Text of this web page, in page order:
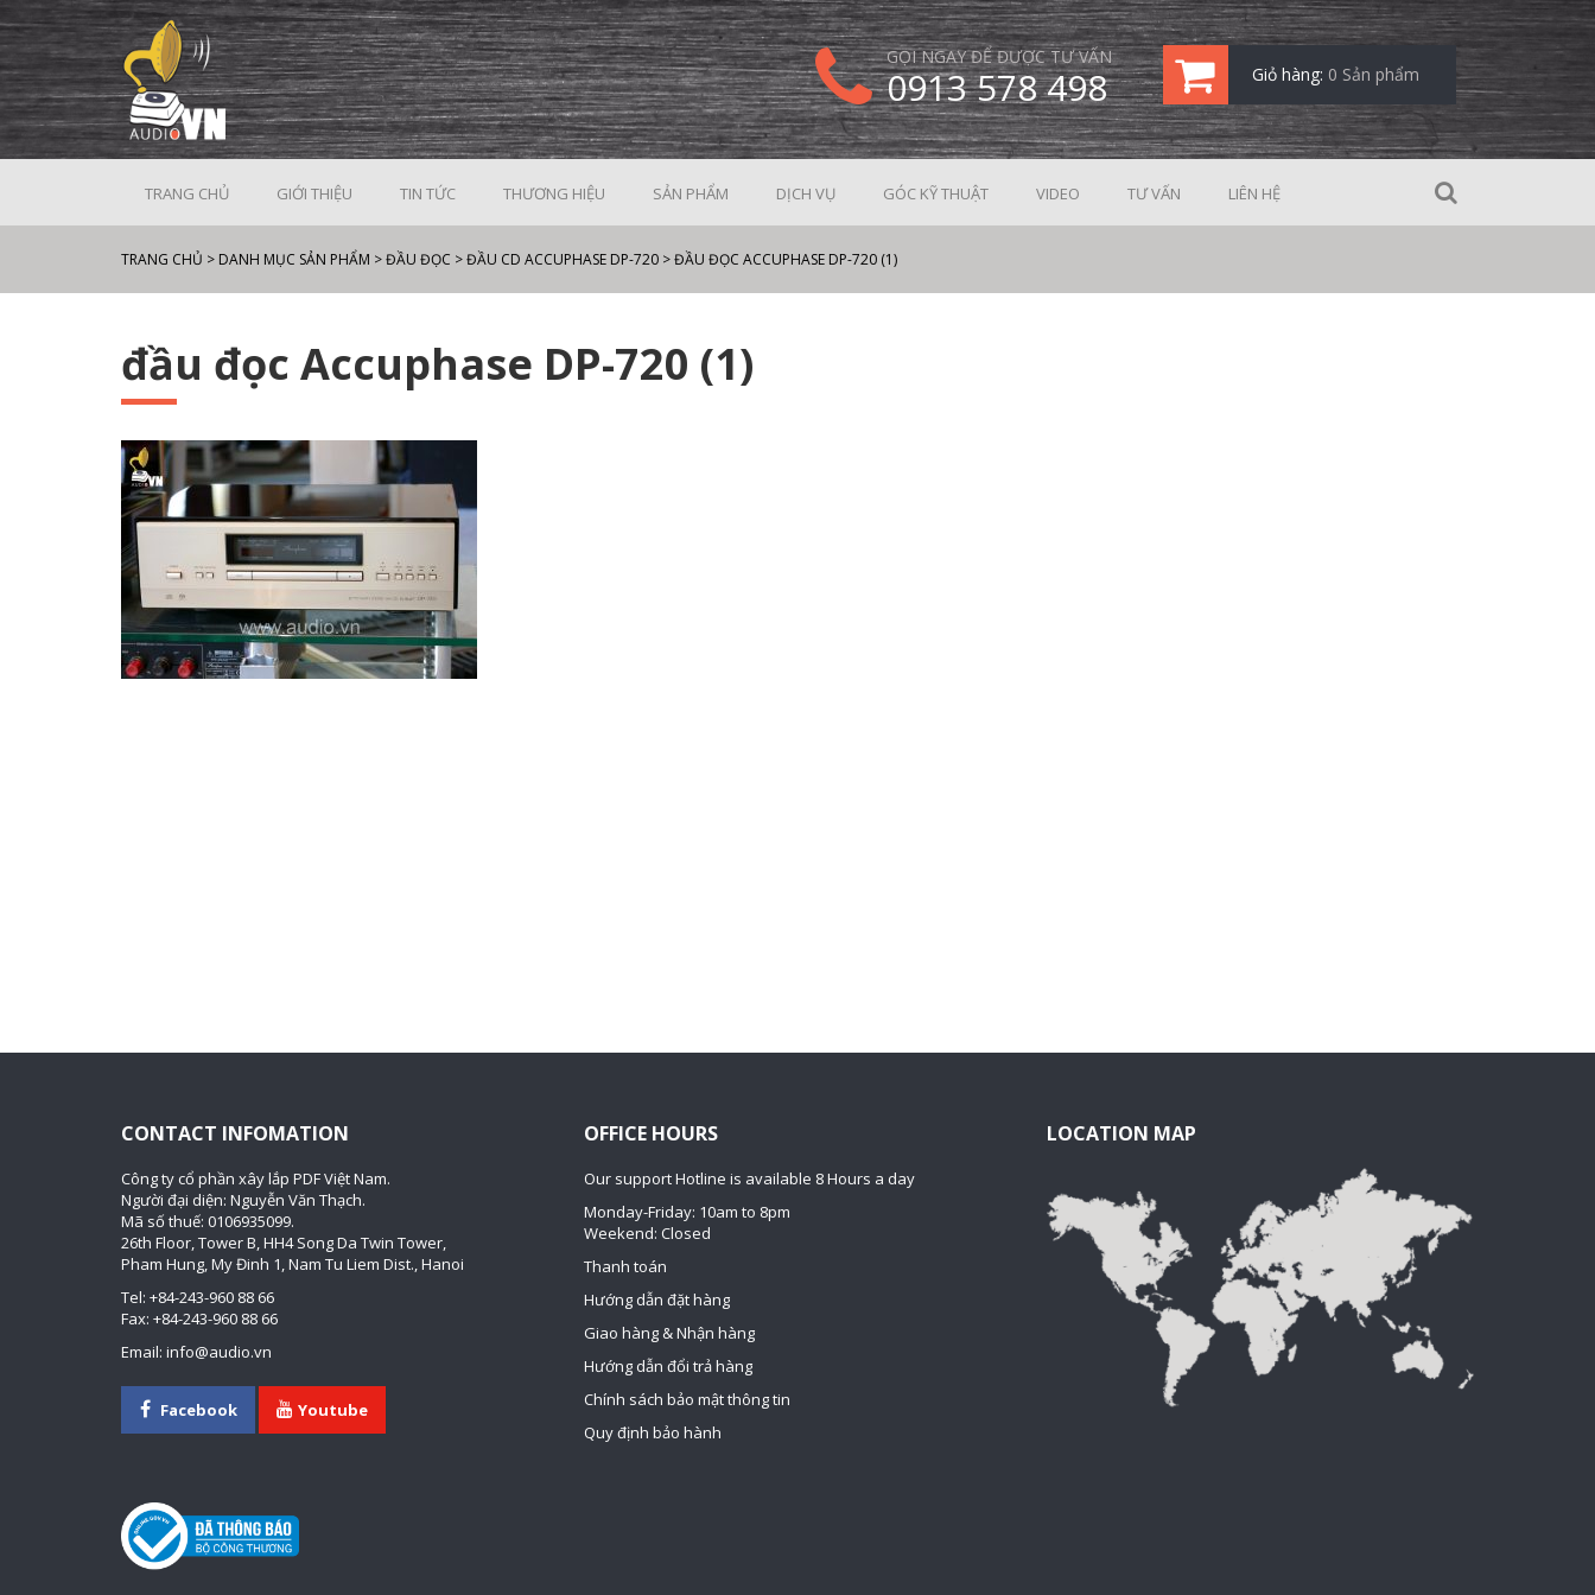
GỌI NGAY ĐỂ ĐƯỢC TƯ VẤN
0913 578 498 Giỏ hàng: 0 Sản phẩm
TRANG CHỦ GIỚI THIỆU TIN TỨC THƯƠNG HIỆU SẢN PHẨM DỊCH VỤ GÓC KỸ THUẬT VIDEO TƯ VẤN LIÊN HỆ
TRANG CHỦ > DANH MỤC SẢN PHẨM >ĐẦU ĐỌC >ĐẦU CD ACCUPHASE DP-720 >ĐẦU ĐỌC ACCUPHASE DP-720 (1)
đầu đọc Accuphase DP-720 (1)
CONTACT INFOMATION
Công ty cổ phần xây lắp PDF Việt Nam.
Người đại diện: Nguyễn Văn Thạch.
Mã số thuế: 0106935099.
26th Floor, Tower B, HH4 Song Da Twin Tower,
Pham Hung, My Đinh 1, Nam Tu Liem Dist., Hanoi
Tel: +84-243-960 88 66
Fax: +84-243-960 88 66
Email: info@audio.vn
Facebook Youtube
OFFICE HOURS
Our support Hotline is available 8 Hours a day
Monday-Friday: 10am to 8pm
Weekend: Closed
Thanh toán
Hướng dẫn đặt hàng
Giao hàng & Nhận hàng
Hướng dẫn đổi trả hàng
Chính sách bảo mật thông tin
Quy định bảo hành
LOCATION MAP